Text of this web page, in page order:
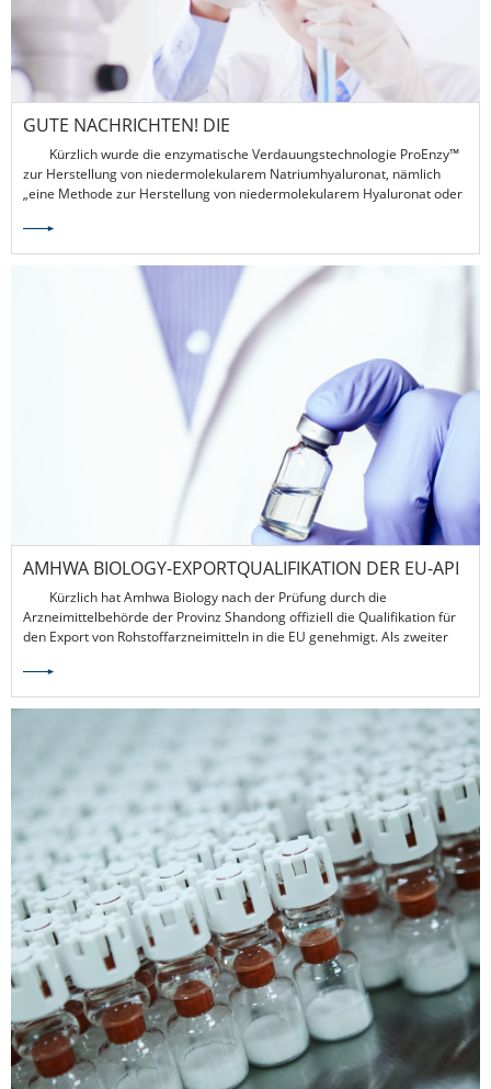
GUTE NACHRICHTEN! DIE
ENZYMSCHNEIDETECHNOLOGIE PROENZY™ VON
AMHWA BIOLOGY HAT DAS NATIONALE
ERFINDUNGSPATENT ERHALTEN
Kürzlich wurde die enzymatische Verdauungstechnologie ProEnzy™
zur Herstellung von niedermolekularem Natriumhyaluronat, nämlich
„eine Methode zur Herstellung von niedermolekularem Hyaluronat oder
für geistiges Eigentum offiziell genehmigt und erhielt das Zertifikat des
chinesischen Erfindungspatents, was einen Durchbruch auf dem Gebiet
der biologischen Ingenieurstechnologie in unserem Land darstellt.
AMHWA BIOLOGY-EXPORTQUALIFIKATION DER EU-API
GENEHMIGT
Kürzlich hat Amhwa Biology nach der Prüfung durch die
Arzneimittelbehörde der Provinz Shandong offiziell die Qualifikation für
den Export von Rohstoffarzneimitteln in die EU genehmigt. Als zweiter
biologische Fermentation beherrscht, markiert diese Zulassung den
offiziellen Eintritt von Amhwa Biology ProHA ® Natriumhyaluronat API in